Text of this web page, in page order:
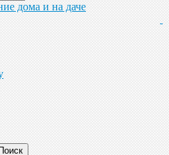
дома и на даче